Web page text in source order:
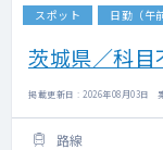
スポット 日勤（午
茨城県／科
掲載更新日 : 2026年08月03日
路線